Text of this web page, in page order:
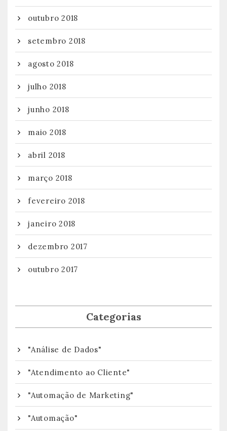
outubro 2018
setembro 2018
agosto 2018
julho 2018
junho 2018
maio 2018
abril 2018
março 2018
fevereiro 2018
janeiro 2018
dezembro 2017
outubro 2017
Categorias
"Análise de Dados"
"Atendimento ao Cliente"
"Automação de Marketing"
"Automação"